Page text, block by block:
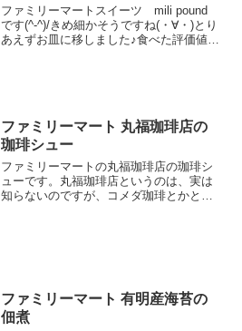
ファミリーマートスイーツ mili pound
です(^-^)/きめ細かそうですね(・∀・)とり
あえずお皿に移しました♪食べた評価値
ファミリーマート 丸福珈琲店の
珈琲シュー
ファミリーマートの丸福珈琲店の珈琲シ
ューです。丸福珈琲店というのは、実は
知らないのですが、コメダ珈琲とかと同
ファミリーマート 有明産海苔の
佃煮